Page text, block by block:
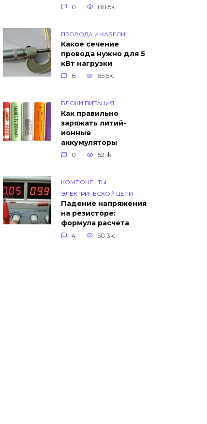
0 88.5k.
ПРОВОДА И КАБЕЛИ
Какое сечение
провода нужно для 5
кВт нагрузки
6 65.5k.
БЛОКИ ПИТАНИЯ
Как правильно
заряжать литий-
ионные
аккумуляторы
0 52.1k.
КОМПОНЕНТЫ
ЭЛЕКТРИЧЕСКОЙ ЦЕПИ
Падение напряжения
на резисторе:
формула расчета
4 50.3k.